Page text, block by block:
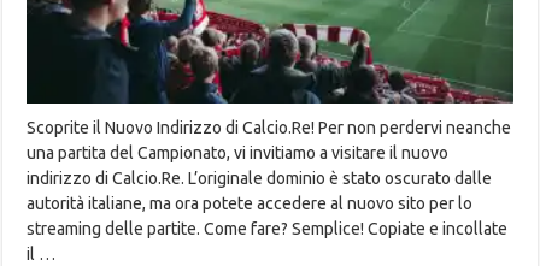
Scoprite il Nuovo Indirizzo di Calcio.Re! Per non perdervi neanche
una partita del Campionato, vi invitiamo a visitare il nuovo
indirizzo di Calcio.Re. L’originale dominio è stato oscurato dalle
autorità italiane, ma ora potete accedere al nuovo sito per lo
streaming delle partite. Come fare? Semplice! Copiate e incollate
il …